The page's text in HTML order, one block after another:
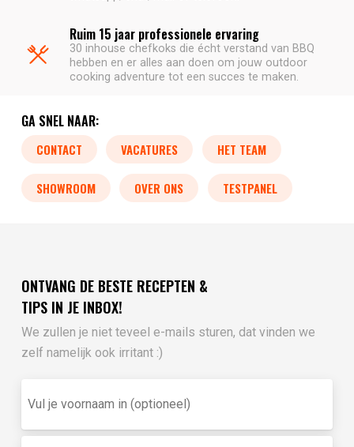
Ruim 15 jaar professionele ervaring
30 inhouse chefkoks die écht verstand van BBQ
hebben en er alles aan doen om jouw outdoor
cooking adventure tot een succes te maken.
GA SNEL NAAR:
CONTACT VACATURES HET TEAM
SHOWROOM OVER ONS TESTPANEL
ONTVANG DE BESTE RECEPTEN &
TIPS IN JE INBOX!
We zullen je niet teveel e-mails sturen, dat vinden we
zelf namelijk ook irritant :)
je
in